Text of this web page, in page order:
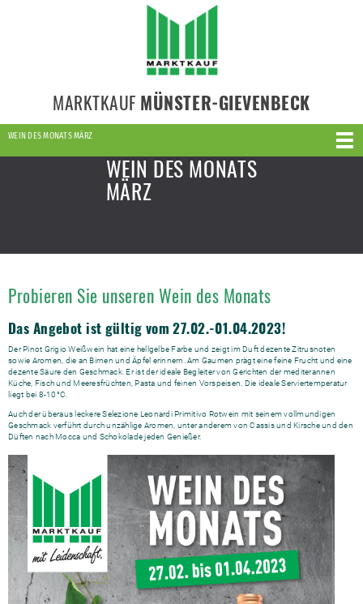
MARKTKAUF MÜNSTER-GIEVENBECK
WEIN DES MONATS MÄRZ
WEIN DES MONATS
MÄRZ
Probieren Sie unseren Wein des Monats
Das Angebot ist gültig vom 27.02.-01.04.2023!
Der Pinot Grigio Weißwein hat eine hellgelbe Farbe und zeigt im Duft dezente Zitrusnoten
sowie Aromen, die an Birnen und Äpfel erinnern. Am Gaumen prägt eine feine Frucht und eine
dezente Säure den Geschmack. Er ist der ideale Begleiter von Gerichten der mediterannen
Küche, Fisch und Meeresfrüchten, Pasta und feinen Vorspeisen. Die ideale Serviertemperatur
liegt bei 8-10°C.
Auch der überaus leckere Selezione Leonardi Primitivo Rotwein mit seinem vollmundigen
Geschmack verführt durch unzählige Aromen, unter anderem von Cassis und Kirsche und den
Düften nach Mocca und Schokolade jeden Genießer.